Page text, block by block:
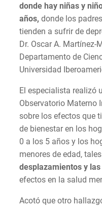
donde hay niñas y
años, donde los
tienden a sufrir de
Dr. Oscar A. Martínez-
Departamento de
Universidad
El especialista realizó
Observatorio Materno
sobre los efectos que
de bienestar en los
0 a los 5 años y los
menores de edad,
desplazamientos y
efectos en la salud
Acotó que otro